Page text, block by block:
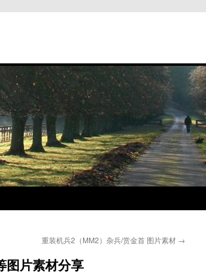
重装机兵2（MM2）杂兵/赏金首 图片素材 →
图片素材分享